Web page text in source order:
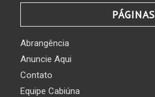
PÁGINAS
Abrangência
Anuncie Aqui
Contato
Equipe Cabiúna